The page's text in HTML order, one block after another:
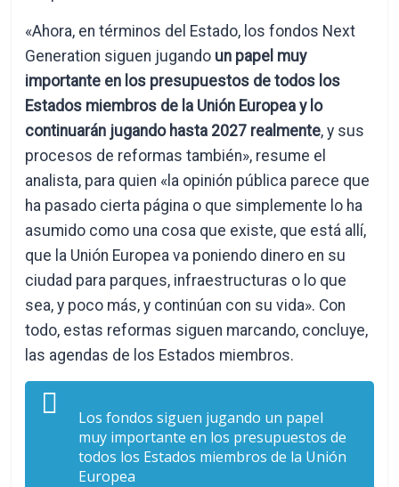
«Ahora, en términos del Estado, los fondos Next
Generation siguen jugando un papel muy
importante en los presupuestos de todos los
Estados miembros de la Unión Europea y lo
continuarán jugando hasta 2027 realmente, y sus
procesos de reformas también», resume el
analista, para quien «la opinión pública parece que
ha pasado cierta página o que simplemente lo ha
asumido como una cosa que existe, que está allí,
que la Unión Europea va poniendo dinero en su
ciudad para parques, infraestructuras o lo que
sea, y poco más, y continúan con su vida». Con
todo, estas reformas siguen marcando, concluye,
las agendas de los Estados miembros.
Los fondos siguen jugando un papel
muy importante en los presupuestos de
todos los Estados miembros de la Unión
Europea